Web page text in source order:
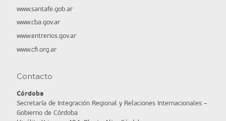
www.santafe.gob.ar
www.cba.gov.ar
www.entrerios.gov.ar
www.cfi.org.ar
Contacto
Córdoba
Secretaría de Integración Regional y Relaciones Internacionales –
Gobierno de Córdoba